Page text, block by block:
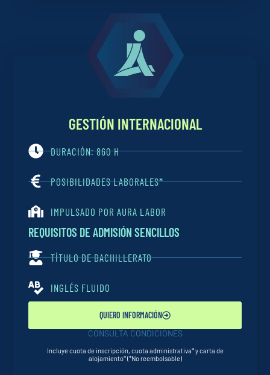
GESTIÓN INTERNACIONAL
DURACIÓN: 860 H
POSIBILIDADES LABORALES*
IMPULSADO POR AURA LABOR
REQUISITOS DE ADMISIÓN SENCILLOS
TÍTULO DE BACHILLERATO
INGLÉS FLUIDO
QUIERO INFORMACIÓN
CONSULTA CONDICIONES
Incluye cuota de inscripción, cuota administrativa* y carta de
alojamiento* (*No reembolsable)